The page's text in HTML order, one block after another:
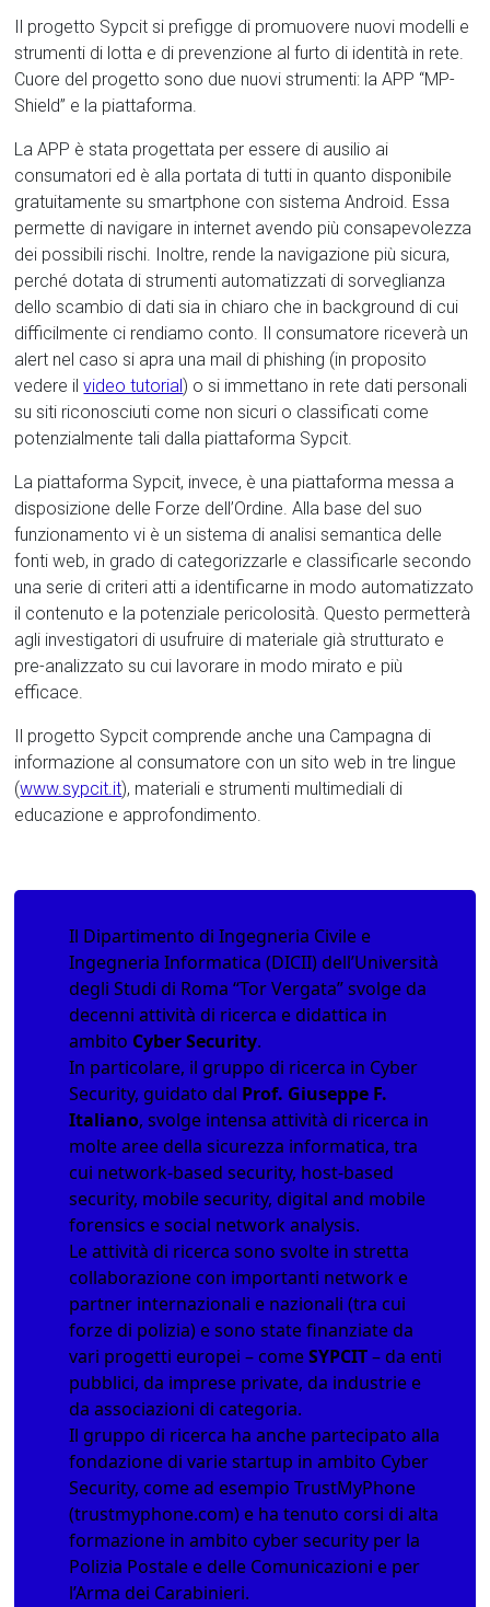
Il progetto Sypcit si prefigge di promuovere nuovi modelli e
strumenti di lotta e di prevenzione al furto di identità in rete.
Cuore del progetto sono due nuovi strumenti: la APP “MP-
Shield” e la piattaforma.
La APP è stata progettata per essere di ausilio ai
consumatori ed è alla portata di tutti in quanto disponibile
gratuitamente su smartphone con sistema Android. Essa
permette di navigare in internet avendo più consapevolezza
dei possibili rischi. Inoltre, rende la navigazione più sicura,
perché dotata di strumenti automatizzati di sorveglianza
dello scambio di dati sia in chiaro che in background di cui
difficilmente ci rendiamo conto. Il consumatore riceverà un
alert nel caso si apra una mail di phishing (in proposito
vedere ilvideo tutorial ) o si immettano in rete dati personali
su siti riconosciuti come non sicuri o classificati come
potenzialmente tali dalla piattaforma Sypcit.
La piattaforma Sypcit, invece, è una piattaforma messa a
disposizione delle Forze dell’Ordine. Alla base del suo
funzionamento vi è un sistema di analisi semantica delle
fonti web, in grado di categorizzarle e classificarle secondo
una serie di criteri atti a identificarne in modo automatizzato
il contenuto e la potenziale pericolosità. Questo permetterà
agli investigatori di usufruire di materiale già strutturato e
pre-analizzato su cui lavorare in modo mirato e più
efficace.
Il progetto Sypcit comprende anche una Campagna di
informazione al consumatore con un sito web in tre lingue
(www.sypcit.it), materiali e strumenti multimediali di
educazione e approfondimento.
Il Dipartimento di Ingegneria Civile e
Ingegneria Informatica (DICII) dell’Università
degli Studi di Roma “Tor Vergata” svolge da
decenni attività di ricerca e didattica in
ambito Cyber Security.
In particolare, il gruppo di ricerca in Cyber
Security, guidato dal Prof. Giuseppe F.
Italiano, svolge intensa attività di ricerca in
molte aree della sicurezza informatica, tra
cui network-based security, host-based
security, mobile security, digital and mobile
forensics esocial network analysis.
Le attività di ricerca sono svolte in stretta
collaborazione con importanti network e
partner internazionali e nazionali (tra cui
forze di polizia) e sono state finanziate da
vari progetti europei – comeSYPCIT– da enti
pubblici, da imprese private, da industrie e
da associazioni di categoria.
Il gruppo di ricerca ha anche partecipato alla
fondazione di varie startup in ambito Cyber
Security, come ad esempio TrustMyPhone
(trustmyphone.com) e ha tenuto corsi di alta
formazione in ambito cyber security per la
Polizia Postale e delle Comunicazioni e per
l’Arma dei Carabinieri.